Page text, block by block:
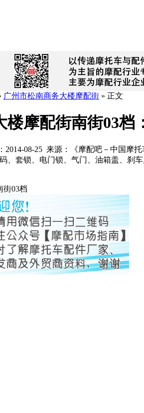
广州市松南商务大楼摩配街 » 正文
楼摩配街南街03档
2014-08-25 来源：《摩配吧－中国摩
、套锁、电门锁、气门、油箱盖、刹
街03档